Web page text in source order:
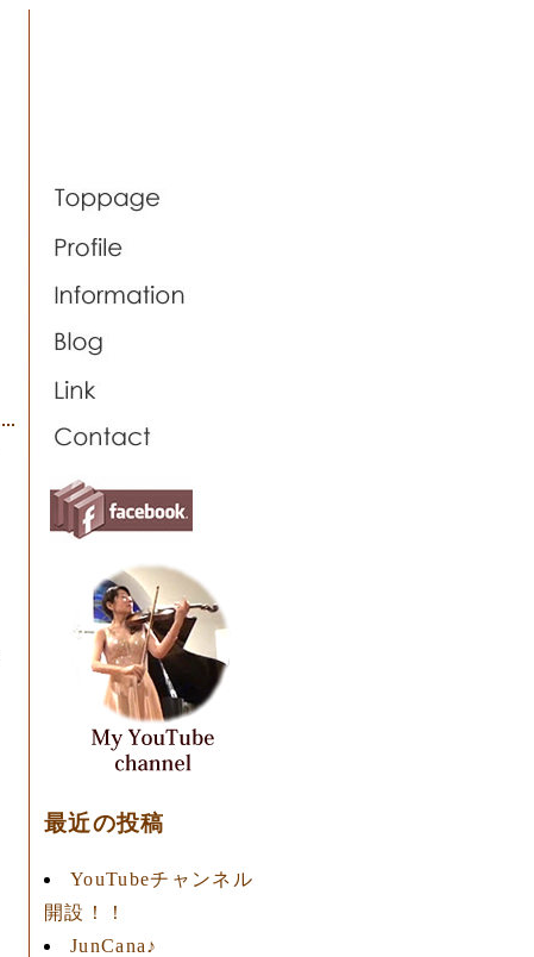
最近の投稿
YouTubeチャンネル
開設！！
JunCana♪